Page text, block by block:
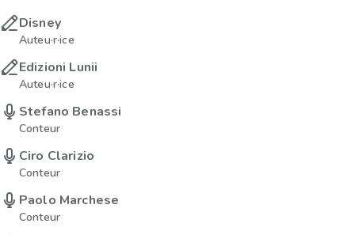
Disney
Auteu·r·ice
Edizioni Lunii
Auteu·r·ice
Stefano Benassi
Conteur
Ciro Clarizio
Conteur
Paolo Marchese
Conteur